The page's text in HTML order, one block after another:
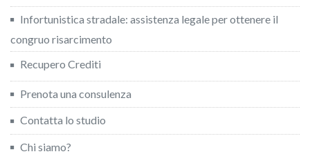
Infortunistica stradale: assistenza legale per ottenere il
congruo risarcimento
Recupero Crediti
Prenota una consulenza
Contatta lo studio
Chi siamo?